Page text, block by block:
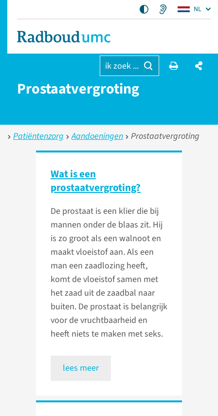
NL
ik zoek ...
Prostaat­vergroting
Patiëntenzorg Aandoeningen Prostaatvergroting
Wat is een
prostaatvergroting?
De prostaat is een klier die bij
mannen onder de blaas zit. Hij
is zo groot als een walnoot en
maakt vloeistof aan. Als een
man een zaadlozing heeft,
komt de vloeistof samen met
het zaad uit de zaadbal naar
buiten. De prostaat is belangrijk
voor de vruchtbaarheid en
heeft niets te maken met seks.
lees meer